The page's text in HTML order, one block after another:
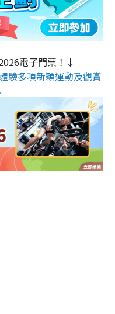
電子門票！↓
驗多項新穎運動及觀賞